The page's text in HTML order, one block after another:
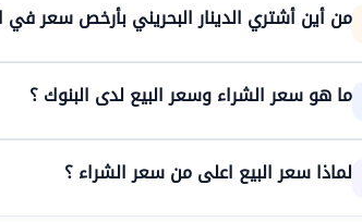
من أين أشتري الدينار البحريني بأرخص سعر في البنوك
ما هو سعر الشراء وسعر البيع لدى البنوك ؟
لماذا سعر البيع اعلى من سعر الشراء ؟